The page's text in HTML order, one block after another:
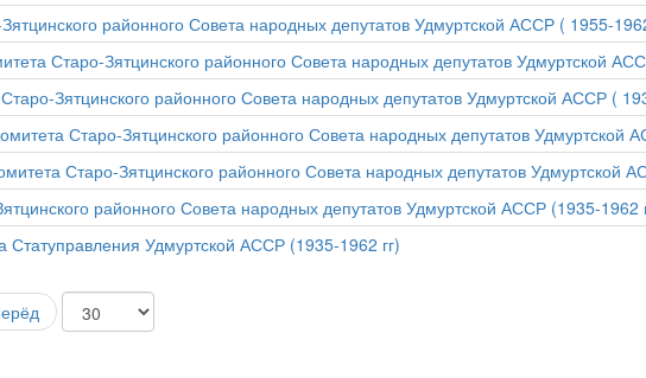
районного Совета народных депутатов Удмуртской АССР ( 1955-
Старо-Зятцинского районного Совета народных депутатов Удмуртской
Зятцинского районного Совета народных депутатов Удмуртской АССР (
Старо-Зятцинского районного Совета народных депутатов Удмуртской
Старо-Зятцинского районного Совета народных депутатов Удмуртской
районного Совета народных депутатов Удмуртской АССР (1935-1962
Статуправления Удмуртской АССР (1935-1962 гг)